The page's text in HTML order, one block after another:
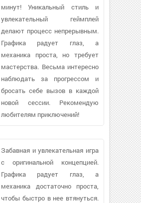
минут! Уникальный стиль и
увлекательный геймплей
делают процесс непрерывным.
Графика радует глаз, а
механика проста, но требует
мастерства. Весьма интересно
наблюдать за прогрессом и
бросать себе вызов в каждой
новой сессии. Рекомендую
любителям приключений!
Забавная и увлекательная игра
с оригинальной концепцией.
Графика радует глаз, а
механика достаточно проста,
чтобы быстро в нее втянуться.